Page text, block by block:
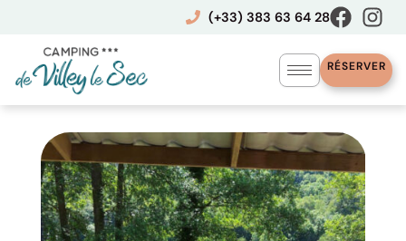
contenu
(+33) 383 63 64 28
RÉSERVER